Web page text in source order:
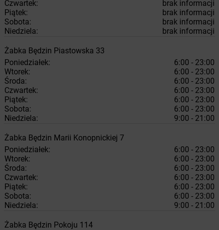
Czwartek:
brak informacji
Piątek:
brak informacji
Sobota:
brak informacji
Niedziela:
brak informacji
Żabka Będzin Piastowska 33
Poniedziałek:
6:00 - 23:00
Wtorek:
6:00 - 23:00
Środa:
6:00 - 23:00
Czwartek:
6:00 - 23:00
Piątek:
6:00 - 23:00
Sobota:
6:00 - 23:00
Niedziela:
9:00 - 21:00
Żabka Będzin Marii Konopnickiej 7
Poniedziałek:
6:00 - 23:00
Wtorek:
6:00 - 23:00
Środa:
6:00 - 23:00
Czwartek:
6:00 - 23:00
Piątek:
6:00 - 23:00
Sobota:
6:00 - 23:00
Niedziela:
9:00 - 21:00
Żabka Będzin Pokoju 114